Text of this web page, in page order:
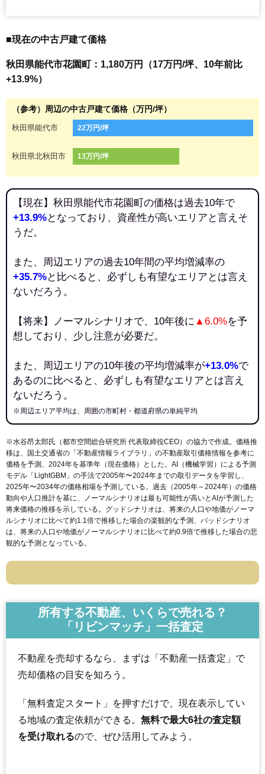
■現在の中古戸建て価格
秋田県能代市花園町：1,180万円（17万円/坪、10年前比
+13.9%）
（参考）周辺の中古戸建て価格（万円/坪）
秋田県能代市 22万円/坪
秋田県北秋田市 13万円/坪
【現在】秋田県能代市花園町の価格は過去10年で
+13.9%となっており、資産性が高いエリアと言えそ
うだ。
また、周辺エリアの過去10年間の平均増減率の
+35.7%と比べると、必ずしも有望なエリアとは言え
ないだろう。
【将来】ノーマルシナリオで、10年後に ▲6.0%を予
想しており、少し注意が必要だ。
また、周辺エリアの10年後の平均増減率が+13.0%で
あるのに比べると、必ずしも有望なエリアとは言え
ないだろう。
※周辺エリア平均は、周囲の市町村・都道府県の単純平均
※水谷昂太郎氏（都市空間総合研究所 代表取締役CEO）の協力で作成。価格推
移は、国土交通省の「 不動産情報ライブラリ 」の不動産取引価格情報を参考に
価格を予測、2024年を基準年（現在価格）とした。AI（機械学習）による予測
モデル「LightGBM」の手法で2005年〜2024年までの取引データを学習し、
2025年〜2034年の価格相場を予測している。過去（2005年～2024年）の価格
動向や人口推計を基に、ノーマルシナリオは最も可能性が高いとAIが予測した
将来価格の推移を示している。グッドシナリオは、将来の人口や地価がノーマ
ルシナリオに比べて約1.1倍で推移した場合の楽観的な予測、バッドシナリオ
は、将来の人口や地価がノーマルシナリオに比べて約0.9倍で推移した場合の悲
観的な予測となっている。
所有する不動産、いくらで売れる？
「リビンマッチ」一括査定
不動産を売却するなら、まずは「不動産一括査定」で
売却価格の目安を知ろう。
「無料査定スタート」を押すだけで、現在表示してい
る地域の査定依頼ができる。 無料で最大6社の査定額
を受け取れるので、ぜひ活用してみよう。